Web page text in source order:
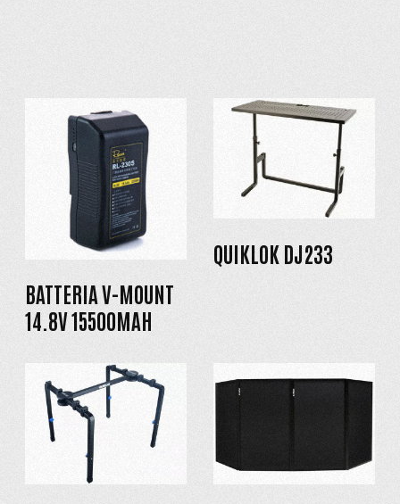
BATTERIA V-MOUNT
14.8V 15500MAH
QUIKLOK DJ233